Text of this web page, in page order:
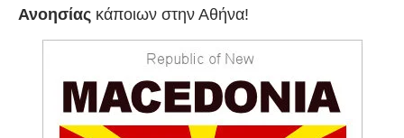
Ανοησίας κάποιων στην Αθήνα!